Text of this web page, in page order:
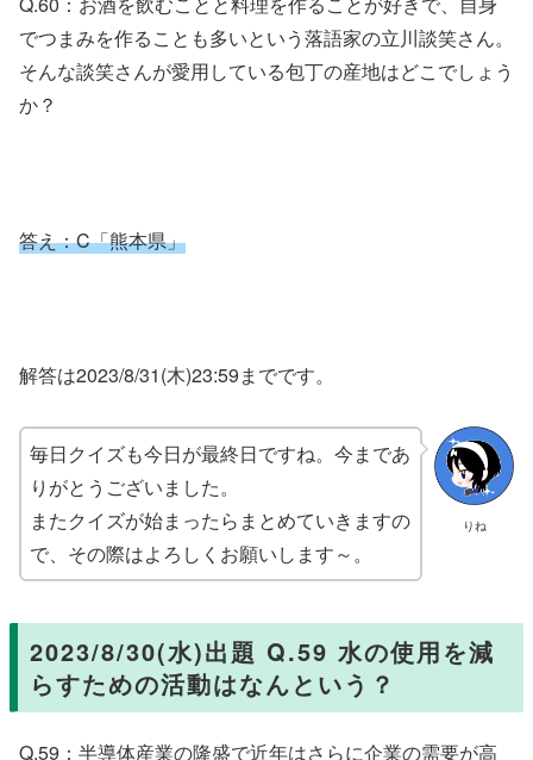
でつまみを作ることも多いという落語家の立川談笑さん。
そんな談笑さんが愛用している包丁の産地はどこでしょう
か？
答え：C「熊本県」
解答は2023/8/31(木)23:59までです。
りね
毎日クイズも今日が最終日ですね。今まであ
りがとうございました。
またクイズが始まったらまとめていきますの
で、その際はよろしくお願いします～。
2023/8/30(水)出題 Q.59 水の使用を減
らすための活動はなんという？
Q.59：半導体産業の隆盛で近年はさらに企業の需要が高